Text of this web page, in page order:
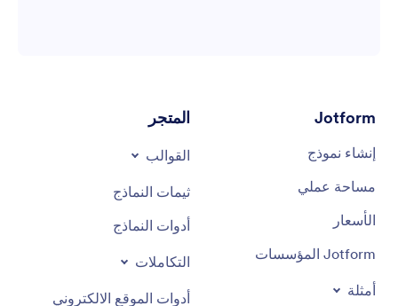
Jotform
إنشاء نموذج
مساحة عملي
الأسعار
Jotform المؤسسات
أمثلة
المتجر
القوالب
ثيمات النماذج
أدوات النماذج
التكاملات
أدوات الموقع الالكتروني